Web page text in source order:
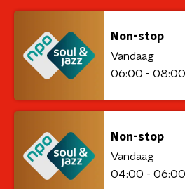
Non-stop
Vandaag
06:00 - 08:00
Non-stop
Vandaag
04:00 - 06:00